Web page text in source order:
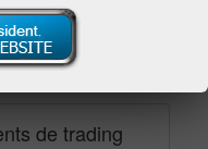
de trading